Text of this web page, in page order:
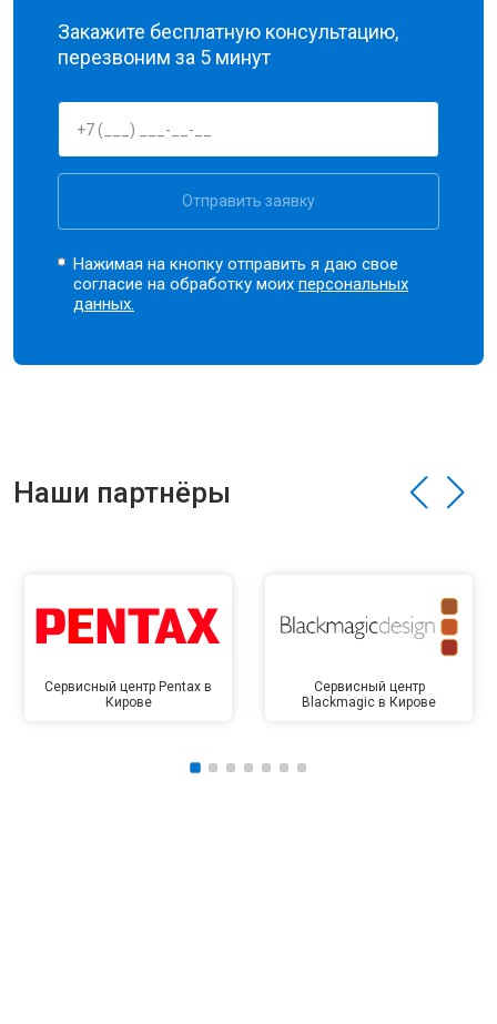
Закажите бесплатную консультацию,
перезвоним за 5 минут
Отправить заявку
Нажимая на кнопку отправить я даю свое
согласие на обработку моихперсональных
данных.
Наши партнёры
Сервисный центр Pentax в
Кирове
Сервисный центр
Blackmagic в Кирове